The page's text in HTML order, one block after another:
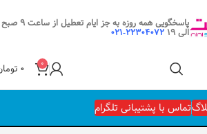
پاسخگویی همه روزه به جز ایام تعطیل از ساعت 9 صبح
الی 19 22304072-021
0 ۰
تماس با پشتیبانی تلگرام